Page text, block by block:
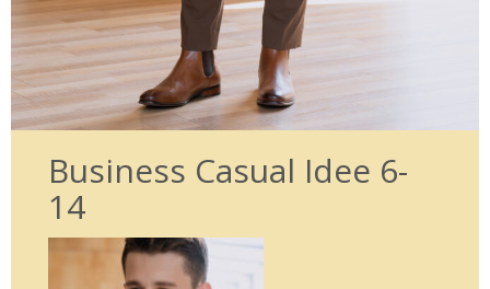
Business Casual Idee 6-
14